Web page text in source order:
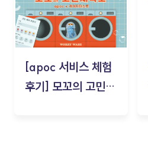
[apoc 서비스 체험
후기] 모꼬의 고민세